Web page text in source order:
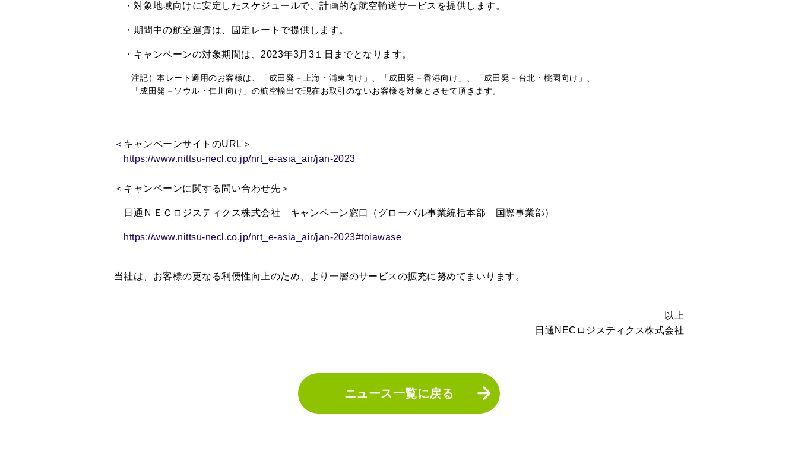
・対象地域向けに安定したスケジュールで、計画的な航空輸送サービスを提供します。
・期間中の航空運賃は、固定レートで提供します。
・キャンペーンの対象期間は、2023年3月3１日までとなります。
注記）本レート適用のお客様は、「成田発－上海・浦東向け」、「成田発－香港向け」、「成田発－台北・桃園向け」、
「成田発－ソウル・仁川向け」の航空輸出で現在お取引のないお客様を対象とさせて頂きます。
＜キャンペーンサイトのURL ＞
https://www.nittsu-necl.co.jp/nrt_e-asia_air/jan-2023
＜ キャンペーンに関する問い合わせ先＞
日通ＮＥＣロジスティクス株式会社 キャンペーン窓口（グローバル事業統括本部 国際事業部）
https://www.nittsu-necl.co.jp/nrt_e-asia_air/jan-2023#toiawase
当社は、お客様の更なる利便性向上のため、より一層のサービスの拡充に努めてまいります。
以上
日通NECロジスティクス株式会社
ニュース一覧に戻る